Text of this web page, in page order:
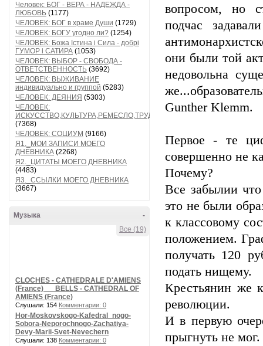
Человек: БОГ - ВЕРА - НАДЕЖДА -
ЛЮБОВЬ (1177)
ЧЕЛОВЕК: БОГ в храме Души (1729)
ЧЕЛОВЕК: БОГУ угодно ли? (1254)
ЧЕЛОВЕК: Божа Істина і Сила - добрі
ГУМОР і САТИРА (1053)
ЧЕЛОВЕК: ВЫБОР - СВОБОДА -
ОТВЕТСТВЕННОСТЬ (3692)
ЧЕЛОВЕК: ВЫЖИВАНИЕ
индивидуально и группой (5283)
ЧЕЛОВЕК: ДЕЯНИЯ (5303)
ЧЕЛОВЕК:
ИСКУССТВО,КУЛЬТУРА,РЕМЕСЛО,ТРУД
(7368)
ЧЕЛОВЕК: СОЦИУМ (9166)
Я1._МОИ ЗАПИСИ МОЕГО
ДНЕВНИКА (2268)
Я2._ЦИТАТЫ МОЕГО ДНЕВНИКА
(4483)
Я3._ССЫЛКИ МОЕГО ДНЕВНИКА
(3667)
-
Музыка
Все (19)
CLOCHES - CATHEDRALE D'AMIENS
(France) __ BELLS - CATHEDRAL OF
AMIENS (France)
Слушали: 154 Комментарии: 0
Hor-Moskovskogo-Kafedral_nogo-
Sobora-Neporochnogo-Zachatiya-
Devy-Marii-Svet-Nevechern
Слушали: 138 Комментарии: 0
вопросом, но
подчас
они были той
недовольна
Gunther Klemm.
Первое - те
совершенно не
Почему?
Все забылии
это не были
к классовому
положением.
получать 120
подать нищему.
Крестьянин же
революции.
И в первую
прыгнуть не мог.